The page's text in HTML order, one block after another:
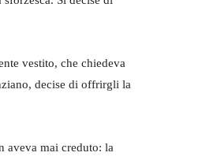
vestito, che chiedeva
decise di offrirgli la
aveva mai creduto: la